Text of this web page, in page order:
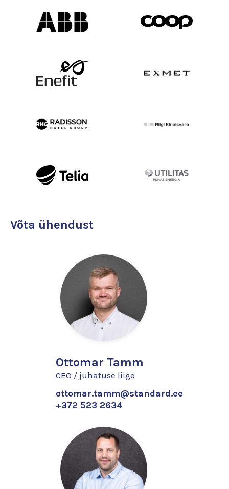
Võta ühendust
Ottomar Tamm
CEO / juhatuse liige
ottomar.tamm@standard.ee
+372 523 2634